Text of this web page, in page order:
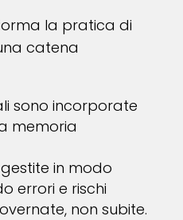
la pratica di
catena
sono incorporate
memoria
in modo
errori e rischi
non subite.